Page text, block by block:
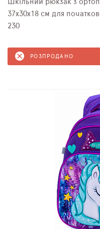
Шкільний рюкзак з
37х30х18 см для початкової школи Winner / SkyName R3-
230
РОЗПРОДАНО